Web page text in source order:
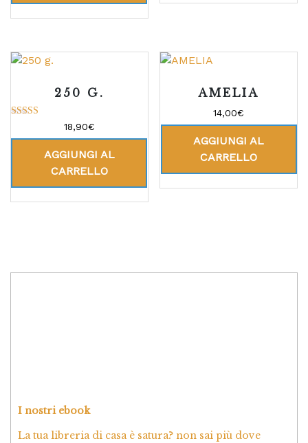
250 G.
su 5
18,90€
AGGIUNGI AL
CARRELLO
AMELIA
14,00€
AGGIUNGI AL
CARRELLO
I nostri ebook
La tua libreria di casa è satura? non sai più dove